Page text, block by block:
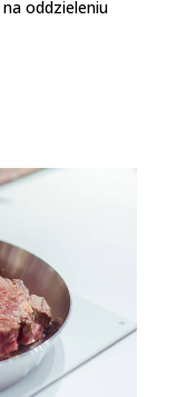
oddzieleniu